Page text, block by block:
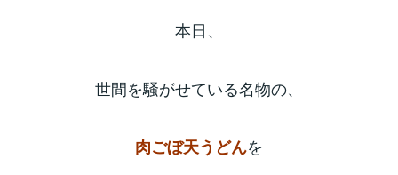
本日、
世間を騒がせている名物の、
肉ごぼ天うどんを